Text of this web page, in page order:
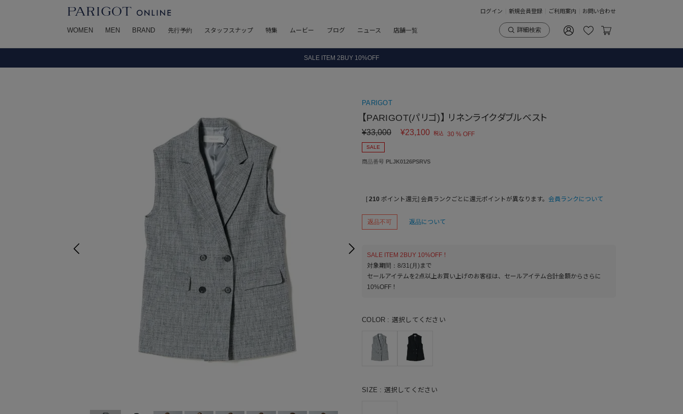
ログイン 新規会員登録 ご利用案内 お問い合わせ
WOMEN MEN BRAND 先行予約 スタッフスナップ 特集 ムービー ブログ ニュース 店舗一覧 詳細検索
全国送料無料｜全品正規取扱
PARIGOT
【PARIGOT(パリゴ)】 リネンライクダブルベスト
¥33,000 ¥23,100 税込 30 % OFF
SALE
商品番号 PLJK0126PSRVS
[ 210 ポイント還元] 会員ランクごとに還元ポイントが異なります。 会員ランクについて
返品不可 返品について
SALE ITEM 2BUY 10%OFF！
対象期間：8/31(月)まで
セールアイテムを2点以上お買い上げのお客様は、セールアイテム合計金額からさらに
10%OFF！
COLOR 選択してください
SIZE 選択してください